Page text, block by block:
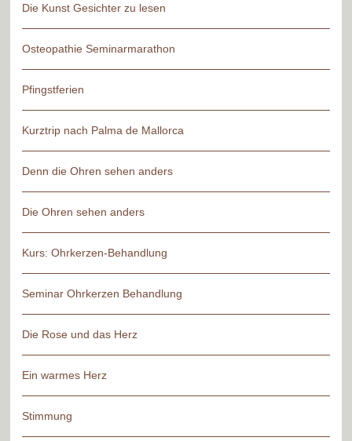
Die Kunst Gesichter zu lesen
Osteopathie Seminarmarathon
Pfingstferien
Kurztrip nach Palma de Mallorca
Denn die Ohren sehen anders
Die Ohren sehen anders
Kurs: Ohrkerzen-Behandlung
Seminar Ohrkerzen Behandlung
Die Rose und das Herz
Ein warmes Herz
Stimmung